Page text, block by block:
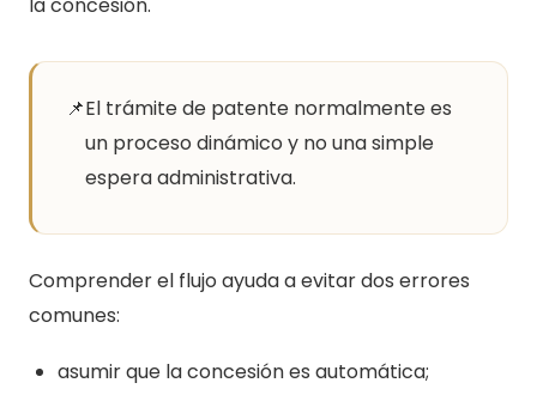
📌El trámite de patente normalmente es
un proceso dinámico y no una simple
espera administrativa.
Comprender el flujo ayuda a evitar dos errores
comunes:
asumir que la concesión es automática;